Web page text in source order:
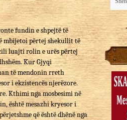
fundin e shpejtë të
mbijetoi përtej shekullit të
luajti rolin e urës përtej
Kur Gjyqi
të mendonin rreth
i ekzistencës njerëzore.
Kthimi nga mosbesimi në
është mesazhi kryesor i
që është dhënë nga